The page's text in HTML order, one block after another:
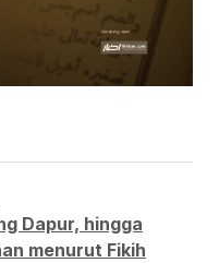
Dapur, hingga
menurut Fikih